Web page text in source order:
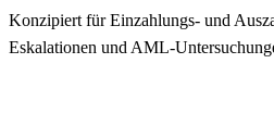
Konzipiert für Einzahlungs- und
Eskalationen und AML-